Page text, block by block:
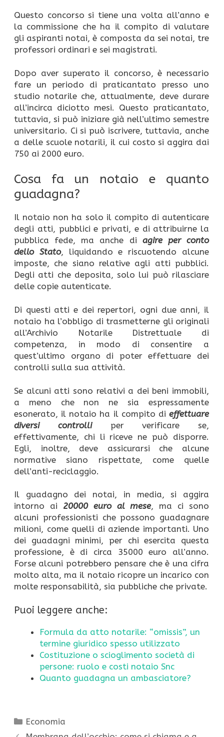
Questo concorso si tiene una volta all’anno e
la commissione che ha il compito di valutare
gli aspiranti notai, è composta da sei notai, tre
professori ordinari e sei magistrati.
Dopo aver superato il concorso, è necessario
fare un periodo di praticantato presso uno
studio notarile che, attualmente, deve durare
all’incirca diciotto mesi. Questo praticantato,
tuttavia, si può iniziare già nell’ultimo semestre
universitario. Ci si può iscrivere, tuttavia, anche
a delle scuole notarili, il cui costo si aggira dai
750 ai 2000 euro.
Cosa fa un notaio e quanto
guadagna?
Il notaio non ha solo il compito di autenticare
degli atti, pubblici e privati, e di attribuirne la
pubblica fede, ma anche di agire per conto
dello Stato, liquidando e riscuotendo alcune
imposte, che siano relative agli atti pubblici.
Degli atti che deposita, solo lui può rilasciare
delle copie autenticate.
Di questi atti e dei repertori, ogni due anni, il
notaio ha l’obbligo di trasmetterne gli originali
all’Archivio Notarile Distrettuale di
competenza, in modo di consentire a
quest’ultimo organo di poter effettuare dei
controlli sulla sua attività.
Se alcuni atti sono relativi a dei beni immobili,
a meno che non ne sia espressamente
esonerato, il notaio ha il compito di effettuare
diversi controlliper verificare se,
effettivamente, chi li riceve ne può disporre.
Egli, inoltre, deve assicurarsi che alcune
normative siano rispettate, come quelle
dell’anti-reciclaggio.
Il guadagno dei notai, in media, si aggira
intorno ai 20000 euro al mese, ma ci sono
alcuni professionisti che possono guadagnare
milioni, come quelli di aziende importanti. Uno
dei guadagni minimi, per chi esercita questa
professione, è di circa 35000 euro all’anno.
Forse alcuni potrebbero pensare che è una cifra
molto alta, ma il notaio ricopre un incarico con
molte responsabilità, sia pubbliche che private.
Puoi leggere anche:
Formula da atto notarile: “omissis”, un
termine giuridico spesso utilizzato
Costituzione o scioglimento società di
persone: ruolo e costi notaio Snc
Quanto guadagna un ambasciatore?
Categorie
Economia